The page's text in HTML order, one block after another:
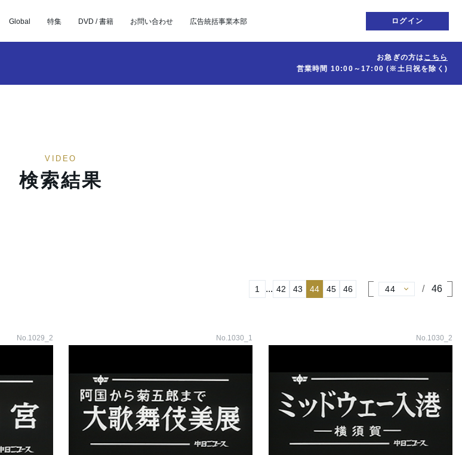
Global 特集 DVD / 書籍 お問い合わせ 広告統括事業本部 ログイン
お急ぎの方はこちら
営業時間 10:00～17:00(※土日祝を除く)
VIDEO
検索結果
1 ... 42 43 44 45 46 46
No.1029_2 No.1030_1 No.1030_2